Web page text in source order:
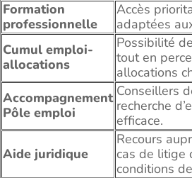
Formation
professionnelle
Accès
adaptées
Cumul emploi-
allocations
Possibilité
tout en
allocations
Accompagnement
Pôle emploi
Conseillers
recherche
efficace.
Aide juridique
Recours
cas de litige
conditions